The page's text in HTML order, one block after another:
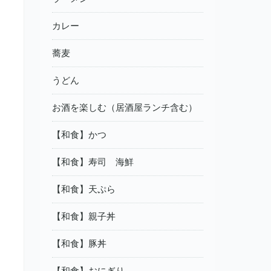
カレー
蕎麦
うどん
お酒を楽しむ（居酒屋ランチ含む）
【和食】かつ
【和食】寿司 海鮮
【和食】天ぷら
【和食】親子丼
【和食】豚丼